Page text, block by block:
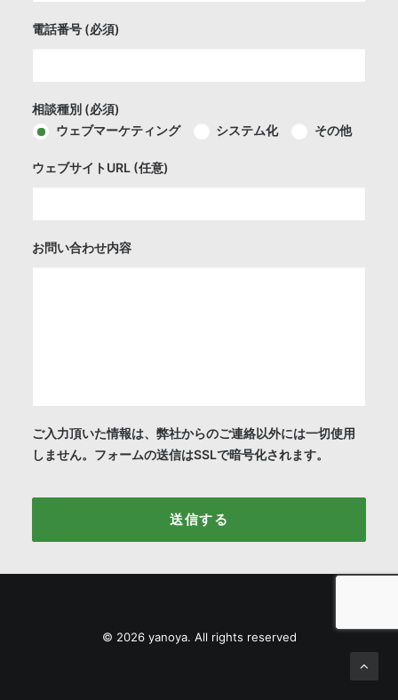
電話番号 (必須)
相談種別 (必須)
ウェブマーケティング
システム化 その他
ウェブサイトURL (任意)
お問い合わせ内容
ご入力頂いた情報は、弊社からのご連絡以外には一切使用
しません。フォームの送信はSSLで暗号化されます。
© 2026 yanoya. All rights reserved